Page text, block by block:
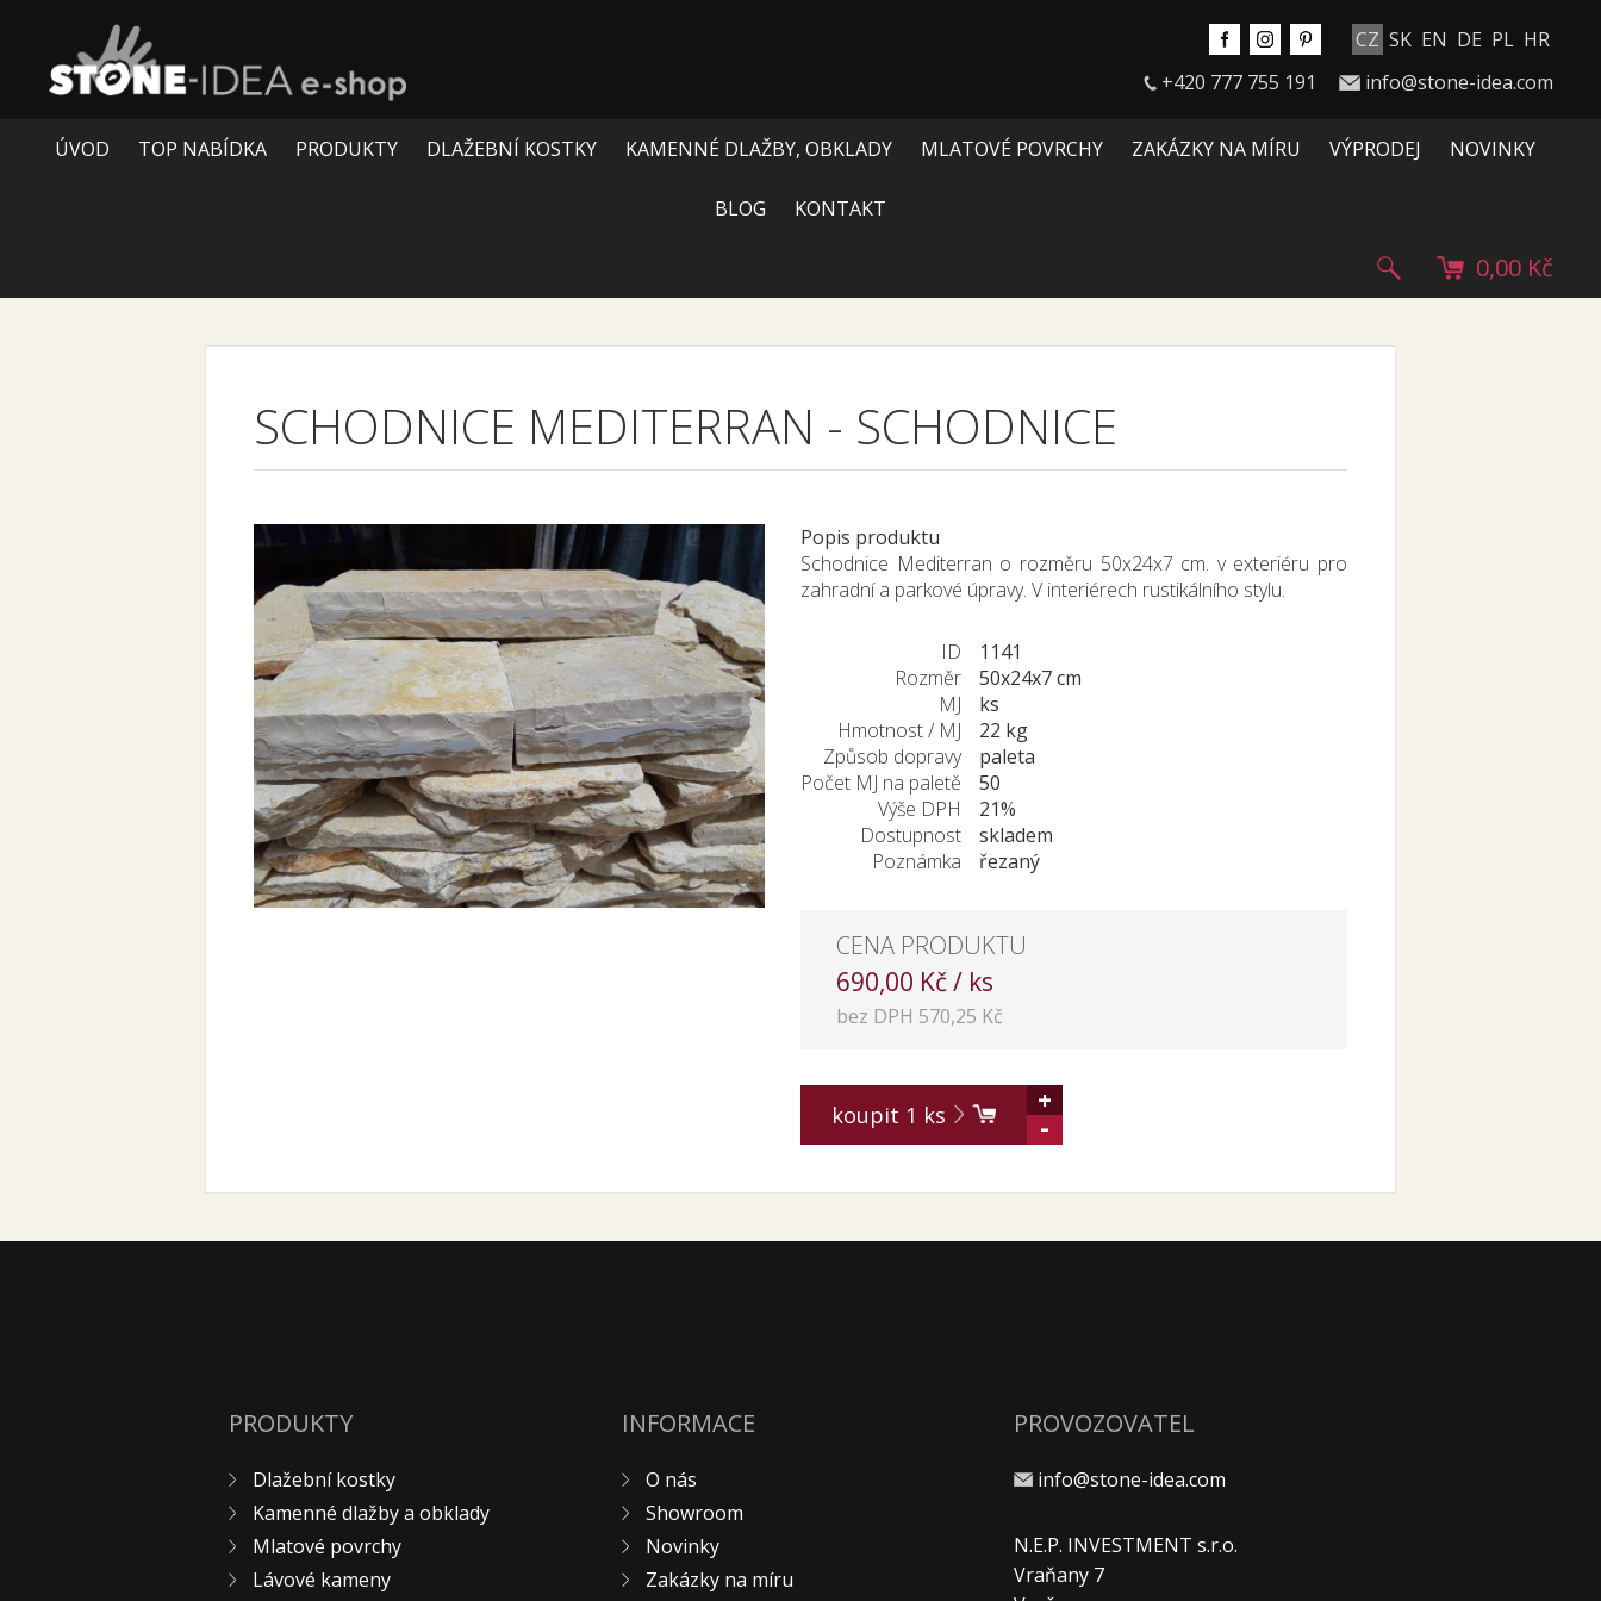
CZ SK EN DE PL HR
+420 777 755 191
info@stone-idea.com
ÚVOD TOP NABÍDKA PRODUKTY DLAŽEBNÍ KOSTKY KAMENNÉ DLAŽBY, OBKLADY MLATOVÉ POVRCHY ZAKÁZKY NA MÍRU VÝPRODEJ NOVINKY
BLOG KONTAKT
0,00 Kč
SCHODNICE MEDITERRAN - SCHODNICE
Popis produktu
Schodnice Mediterran o rozměru 50x24x7 cm. v exteriéru pro
zahradní a parkové úpravy. V interiérech rustikálního stylu.
ID
1141
Rozměr
50x24x7 cm
MJ
ks
Hmotnost / MJ
22 kg
Způsob dopravy
paleta
Počet MJ na paletě
50
Výše DPH
21%
Dostupnost
skladem
Poznámka
řezaný
CENA PRODUKTU
690,00 Kč / ks
bez DPH 570,25 Kč
koupit 1 ks
+
-
PRODUKTY
Dlažební kostky
Kamenné dlažby a obklady
Mlatové povrchy
Lávové kameny
INFORMACE
O nás
Showroom
Novinky
Zakázky na míru
PROVOZOVATEL
info@stone-idea.com
N.E.P. INVESTMENT s.r.o.
Vraňany 7